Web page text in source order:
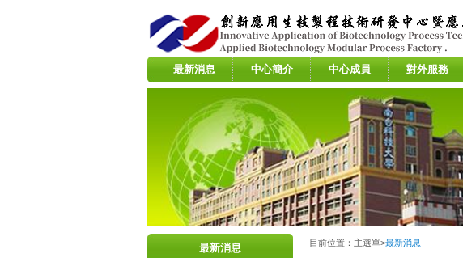
最新消息 中心簡介 中心成員 對外服務
最新消息 目前位置： 主選單>最新消息